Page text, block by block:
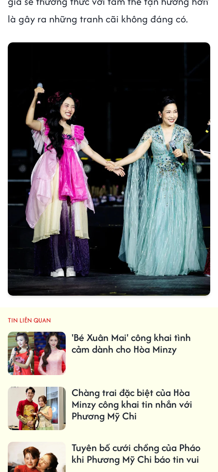
là gây ra những tranh cãi không đáng có.
TIN LIÊN QUAN
'Bé Xuân Mai' công khai tình
cảm dành cho Hòa Minzy
Chàng trai đặc biệt của Hòa
Minzy công khai tin nhắn với
Phương Mỹ Chi
Tuyên bố cưới chồng của Pháo
khi Phương Mỹ Chi báo tin vui